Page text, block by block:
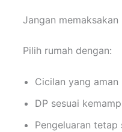
Jangan
Pilih rumah dengan:
Cicilan yang aman
DP sesuai
Pengeluaran tetap